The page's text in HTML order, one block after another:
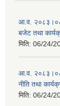
आ.व. २०८३।०८४
बजेट तथा
मिति: 06/24/
आ.व. २०८३।०८४
नीति तथा
मिति: 06/24/